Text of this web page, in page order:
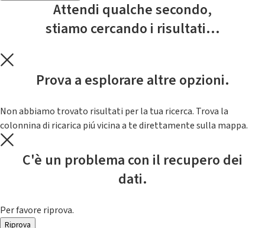
Attendi qualche secondo,
stiamo cercando i risultati...
Prova a esplorare altre opzioni.
Non abbiamo trovato risultati per la tua ricerca. Trova la
colonnina di ricarica piú vicina a te direttamente sulla mappa.
C'è un problema con il recupero dei
dati.
Per favore riprova.
Riprova